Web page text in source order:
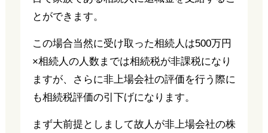
とができます。
この場合当然に受け取った相続人は500万円
×相続人の人数までは相続税が非課税になり
ますが、さらに非上場会社の評価を行う際に
も相続税評価の引下げになります。
まず大前提としまして故人が非上場会社の株